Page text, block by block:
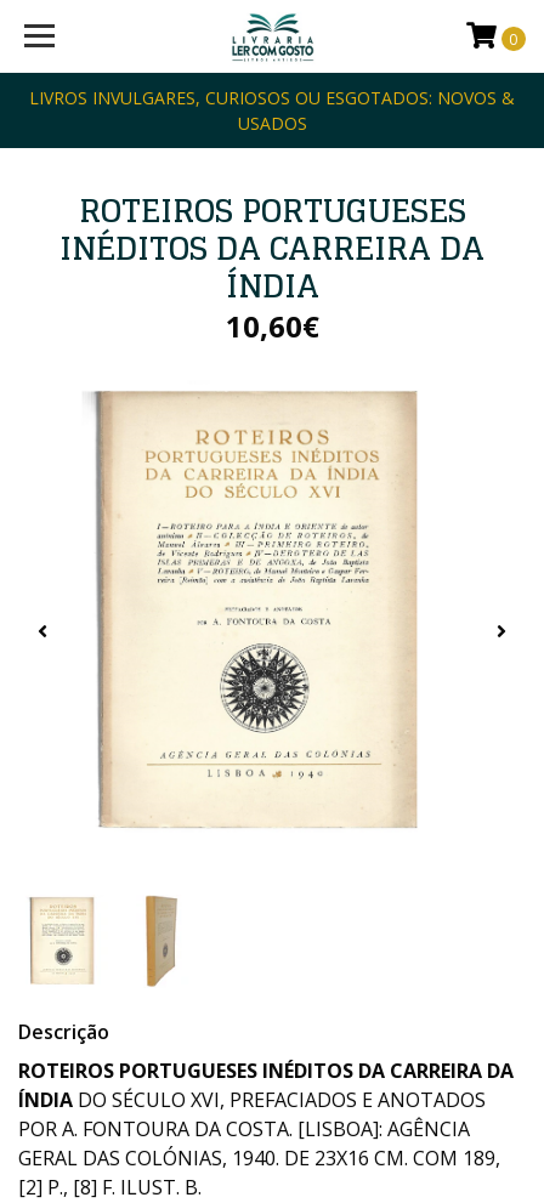
LIVROS INVULGARES, CURIOSOS OU ESGOTADOS: NOVOS &
USADOS
0
ROTEIROS PORTUGUESES
INÉDITOS DA CARREIRA DA
ÍNDIA
10,60€
Descrição
ROTEIROS PORTUGUESES INÉDITOS DA CARREIRA DA
ÍNDIA DO SÉCULO XVI, PREFACIADOS E ANOTADOS
POR A. FONTOURA DA COSTA. [LISBOA]: AGÊNCIA
GERAL DAS COLÓNIAS, 1940. DE 23X16 CM. COM 189,
[2] P., [8] F. ILUST. B.